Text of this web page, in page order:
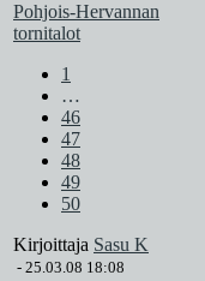
Pohjois-Hervannan
tornitalot
1
…
46
47
48
49
50
Kirjoittaja Sasu K
- 25.03.08 18:08